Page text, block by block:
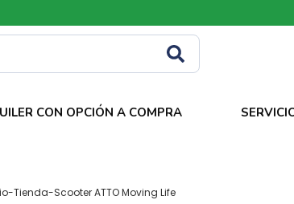
CON OPCIÓN A COMPRA
-Tienda-Scooter ATTO Moving Life